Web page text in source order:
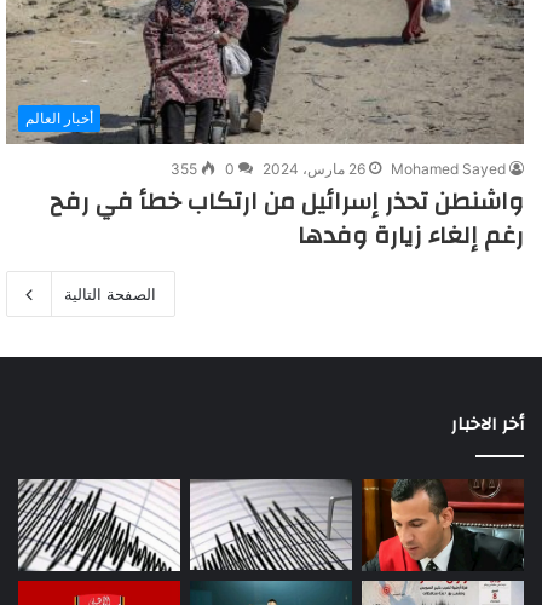
أخبار العالم
Mohamed Sayed 26 مارس، 2024 0
355
واشنطن تحذر إسرائيل من ارتكاب خطأ في رفح
رغم إلغاء زيارة وفدها
الصفحة التالية
أخر الاخبار